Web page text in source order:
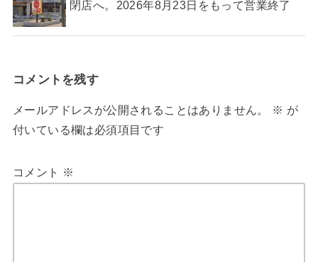
閉店へ。2026年8月23日をもって営業終了
コメントを残す
メールアドレスが公開されることはありません。 ※ が
付いている欄は必須項目です
コメント ※